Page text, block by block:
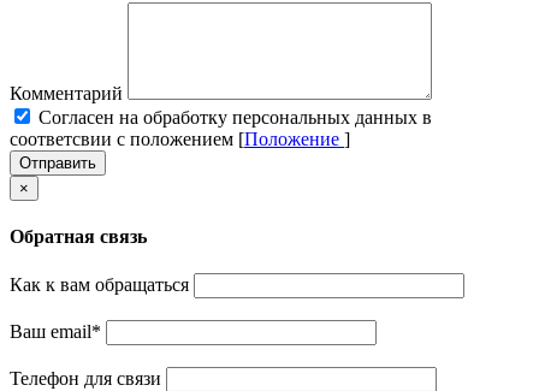
Комментарий
Cогласен на обработку персональных данных в
соответсвии с положением [Положение ]
Отправить
×
Обратная связь
Как к вам обращаться
Ваш email*
Телефон для связи